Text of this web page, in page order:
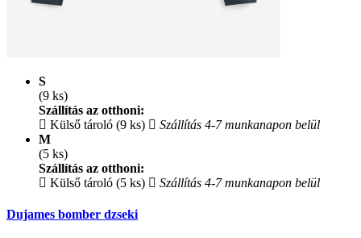
S
(9 ks)
Szállítás az otthoni:
Külső tároló (9 ks)
Szállítás 4-7 munkanapon belül
M
(5 ks)
Szállítás az otthoni:
Külső tároló (5 ks)
Szállítás 4-7 munkanapon belül
Dujames bomber dzseki